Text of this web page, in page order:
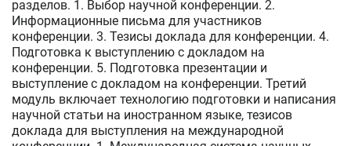
разделов. 1. Выбор научной конференции. 2.
Информационные письма для участников
конференции. 3. Тезисы доклада для конференции. 4.
Подготовка к выступлению с докладом на
конференции. 5. Подготовка презентации и
выступление с докладом на конференции. Третий
модуль включает технологию подготовки и написания
научной статьи на иностранном языке, тезисов
доклада для выступления на международной